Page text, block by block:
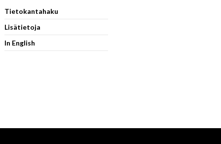
Tietokantahaku
Lisätietoja
In English